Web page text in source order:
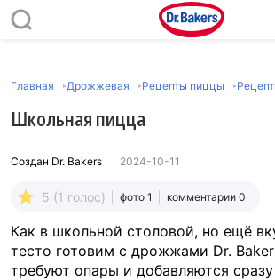
Главная Дрожжевая Рецепты пиццы
Школьная пицца
Создан Dr. Bakers 2024-10-11
5 (1 голос) фото 1 комментарии 0
Как в школьной столовой, но ещё
тесто готовим с дрожжами Dr.
требуют опары и добавляются